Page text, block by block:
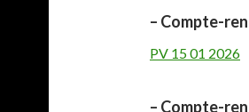
– Compte-
PV 15 01 2026
– Compte-